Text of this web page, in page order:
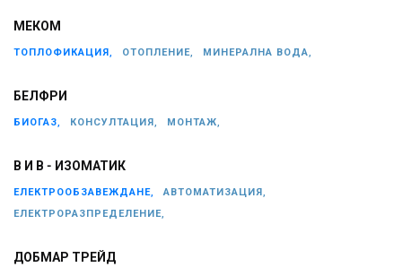
МЕКОМ
ТОПЛОФИКАЦИЯ, ОТОПЛЕНИЕ, МИНЕРАЛНА ВОДА,
БЕЛФРИ
БИОГАЗ, КОНСУЛТАЦИЯ, МОНТАЖ,
В И В - ИЗОМАТИК
ЕЛЕКТРООБЗАВЕЖДАНЕ,
АВТОМАТИЗАЦИЯ,
ЕЛЕКТРОРАЗПРЕДЕЛЕНИЕ,
ДОБМАР ТРЕЙД